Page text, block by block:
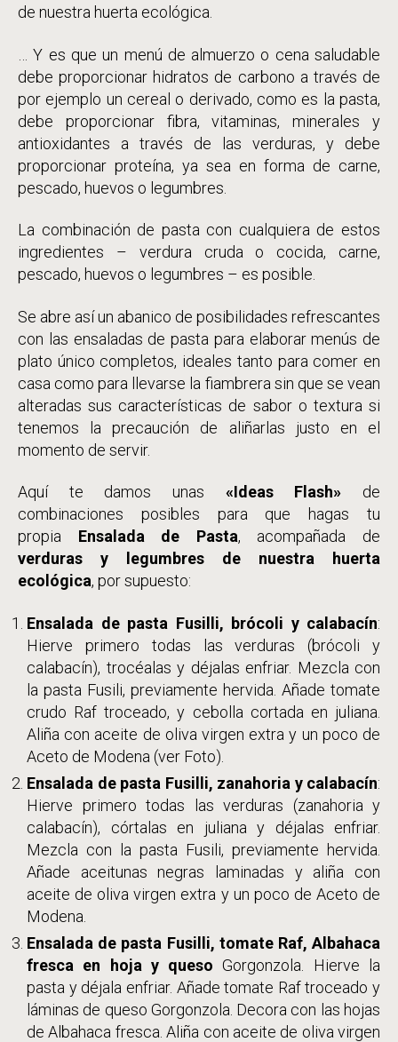
de nuestra huerta ecológica.
… Y es que un menú de almuerzo o cena saludable
debe proporcionar hidratos de carbono a través de
por ejemplo un cereal o derivado, como es la pasta,
debe proporcionar fibra, vitaminas, minerales y
antioxidantes a través de las verduras, y debe
proporcionar proteína, ya sea en forma de carne,
pescado, huevos o legumbres.
La combinación de pasta con cualquiera de estos
ingredientes – verdura cruda o cocida, carne,
pescado, huevos o legumbres – es posible.
Se abre así un abanico de posibilidades refrescantes
con las ensaladas de pasta para elaborar menús de
plato único completos, ideales tanto para comer en
casa como para llevarse la fiambrera sin que se vean
alteradas sus características de sabor o textura si
tenemos la precaución de aliñarlas justo en el
momento de servir.
Aquí te damos unas «Ideas Flash» de
combinaciones posibles para que hagas tu
propia Ensalada de Pasta, acompañada de
verduras y legumbres de nuestra huerta
ecológica, por supuesto:
Ensalada de pasta Fusilli, brócoli y calabacín:
Hierve primero todas las verduras (brócoli y
calabacín), trocéalas y déjalas enfriar. Mezcla con
la pasta Fusili, previamente hervida. Añade tomate
crudo Raf troceado, y cebolla cortada en juliana.
Aliña con aceite de oliva virgen extra y un poco de
Aceto de Modena (ver Foto).
Ensalada de pasta Fusilli, zanahoria y calabacín:
Hierve primero todas las verduras (zanahoria y
calabacín), córtalas en juliana y déjalas enfriar.
Mezcla con la pasta Fusili, previamente hervida.
Añade aceitunas negras laminadas y aliña con
aceite de oliva virgen extra y un poco de Aceto de
Modena.
Ensalada de pasta Fusilli, tomate Raf, Albahaca
fresca en hoja y queso Gorgonzola. Hierve la
pasta y déjala enfriar. Añade tomate Raf troceado y
láminas de queso Gorgonzola. Decora con las hojas
de Albahaca fresca. Aliña con aceite de oliva virgen